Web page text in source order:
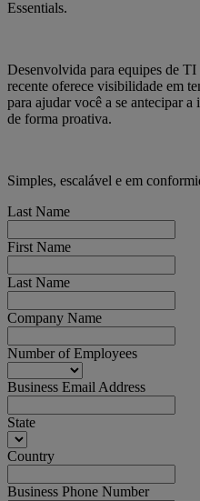
Essentials.
Desenvolvida para equipes de TI
recente oferece visibilidade em
para ajudar você a se antecipar
de forma proativa.
Simples, escalável e em
Last Name
First Name
Last Name
Company Name
Number of Employees
Business Email Address
State
Country
Business Phone Number